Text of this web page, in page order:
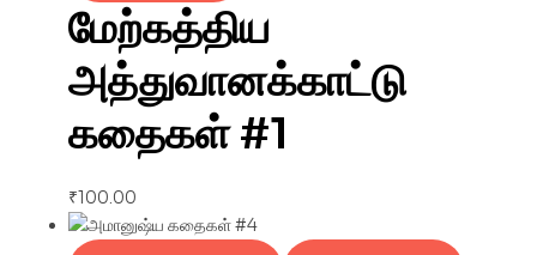
மேற்கத்திய
அத்துவானக்காட்டு
கதைகள் #1
₹100.00